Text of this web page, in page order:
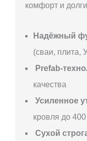
комфорт и
Надёжный
(сваи,
Prefab-
качества
Усиленное
кровля до
Сухой